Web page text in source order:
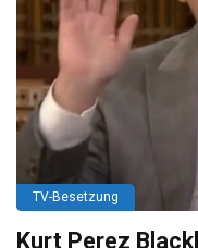
TV-Besetzung
Kurt Perez